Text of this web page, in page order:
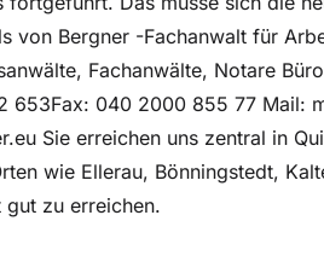
von Bergner -Fachanwalt für
Fachanwälte, Notare
653Fax: 040 2000 855 77 Mail:
Sie erreichen uns zentral in
wie Ellerau, Bönningstedt,
zu erreichen.